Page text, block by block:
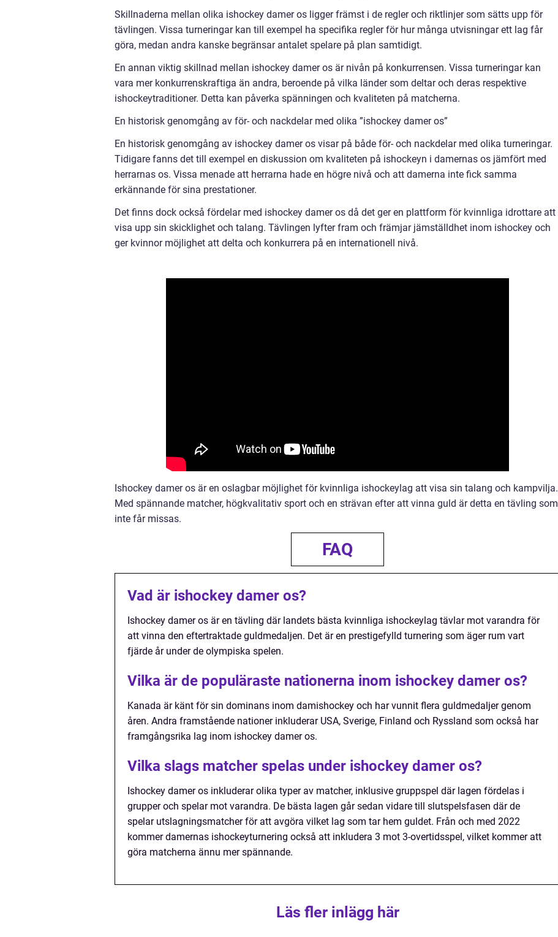
Skillnaderna mellan olika ishockey damer os ligger främst i de regler och riktlinjer som sätts upp för
tävlingen. Vissa turneringar kan till exempel ha specifika regler för hur många utvisningar ett lag får
göra, medan andra kanske begränsar antalet spelare på plan samtidigt.
En annan viktig skillnad mellan ishockey damer os är nivån på konkurrensen. Vissa turneringar kan
vara mer konkurrenskraftiga än andra, beroende på vilka länder som deltar och deras respektive
ishockeytraditioner. Detta kan påverka spänningen och kvaliteten på matcherna.
En historisk genomgång av för- och nackdelar med olika ”ishockey damer os”
En historisk genomgång av ishockey damer os visar på både för- och nackdelar med olika turneringar.
Tidigare fanns det till exempel en diskussion om kvaliteten på ishockeyn i damernas os jämfört med
herrarnas os. Vissa menade att herrarna hade en högre nivå och att damerna inte fick samma
erkännande för sina prestationer.
Det finns dock också fördelar med ishockey damer os då det ger en plattform för kvinnliga idrottare att
visa upp sin skicklighet och talang. Tävlingen lyfter fram och främjar jämställdhet inom ishockey och
ger kvinnor möjlighet att delta och konkurrera på en internationell nivå.
Ishockey damer os är en oslagbar möjlighet för kvinnliga ishockeylag att visa sin talang och kampvilja.
Med spännande matcher, högkvalitativ sport och en strävan efter att vinna guld är detta en tävling som
inte får missas.
FAQ
Vad är ishockey damer os?
Ishockey damer os är en tävling där landets bästa kvinnliga ishockeylag tävlar mot varandra för
att vinna den eftertraktade guldmedaljen. Det är en prestigefylld turnering som äger rum vart
fjärde år under de olympiska spelen.
Vilka är de populäraste nationerna inom ishockey damer os?
Kanada är känt för sin dominans inom damishockey och har vunnit flera guldmedaljer genom
åren. Andra framstående nationer inkluderar USA, Sverige, Finland och Ryssland som också har
framgångsrika lag inom ishockey damer os.
Vilka slags matcher spelas under ishockey damer os?
Ishockey damer os inkluderar olika typer av matcher, inklusive gruppspel där lagen fördelas i
grupper och spelar mot varandra. De bästa lagen går sedan vidare till slutspelsfasen där de
spelar utslagningsmatcher för att avgöra vilket lag som tar hem guldet. Från och med 2022
kommer damernas ishockeyturnering också att inkludera 3 mot 3-overtidsspel, vilket kommer att
göra matcherna ännu mer spännande.
Läs fler inlägg här